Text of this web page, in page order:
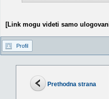
Prethodna strana
[Link mogu videti samo
Profil